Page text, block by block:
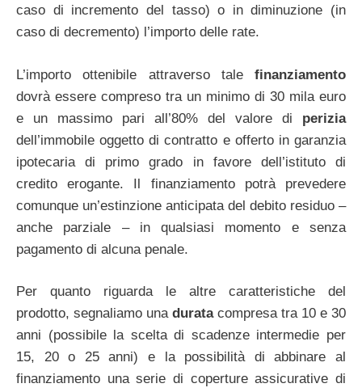
caso di incremento del tasso) o in diminuzione (in
caso di decremento) l’importo delle rate.
L’importo ottenibile attraverso tale finanziamento
dovrà essere compreso tra un minimo di 30 mila euro
e un massimo pari all’80% del valore di perizia
dell’immobile oggetto di contratto e offerto in garanzia
ipotecaria di primo grado in favore dell’istituto di
credito erogante. Il finanziamento potrà prevedere
comunque un’estinzione anticipata del debito residuo –
anche parziale – in qualsiasi momento e senza
pagamento di alcuna penale.
Per quanto riguarda le altre caratteristiche del
prodotto, segnaliamo una duratacompresa tra 10 e 30
anni (possibile la scelta di scadenze intermedie per
15, 20 o 25 anni) e la possibilità di abbinare al
finanziamento una serie di coperture assicurative di